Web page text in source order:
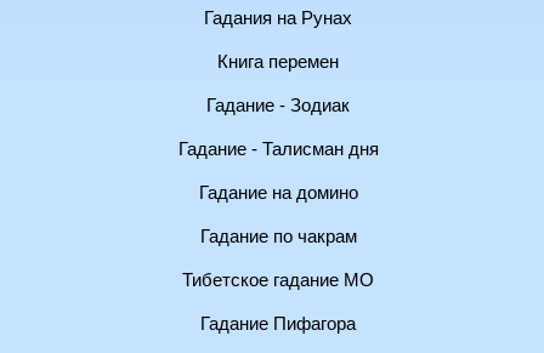
Гадания на Рунах
Книга перемен
Гадание - Зодиак
Гадание - Талисман дня
Гадание на домино
Гадание по чакрам
Тибетское гадание МО
Гадание Пифагора